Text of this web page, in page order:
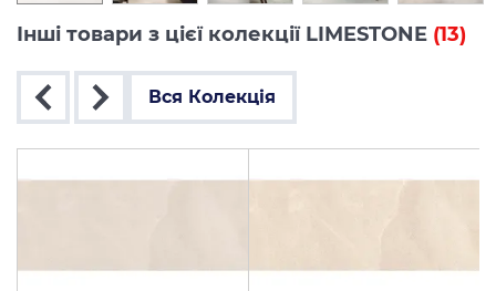
Інші товари з цієї колекції LIMESTONE (13)
Вся Колекція